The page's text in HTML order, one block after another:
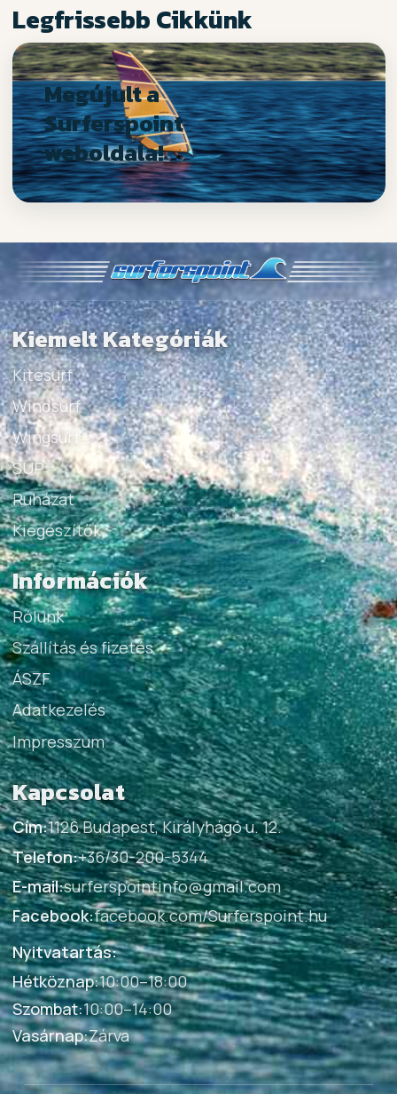
Legfrissebb Cikkünk
Megújult a
Surferspoint
weboldala!
Kiemelt Kategóriák
Kitesurf
Windsurf
Wingsurf
SUP
Ruházat
Kiegészítők
Információk
Rólunk
Szállítás és fizetés
ÁSZF
Adatkezelés
Impresszum
Kapcsolat
Cím:1126 Budapest, Királyhágó u. 12.
Telefon:+36/30-200-5344
E-mail:surferspointinfo@gmail.com
Facebook:facebook.com/Surferspoint.hu
Nyitvatartás:
Hétköznap:10:00–18:00
Szombat:10:00–14:00
Vasárnap:Zárva